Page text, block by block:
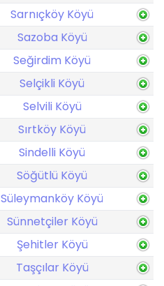
Sarnıçköy Köyü
Sazoba Köyü
Seğirdim Köyü
Selçikli Köyü
Selvili Köyü
Sırtköy Köyü
Sindelli Köyü
Söğütlü Köyü
Süleymanköy Köyü
Sünnetçiler Köyü
Şehitler Köyü
Taşçılar Köyü